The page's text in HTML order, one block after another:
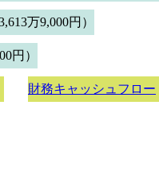
万9,000円）
円）
財務キャッシュフロー